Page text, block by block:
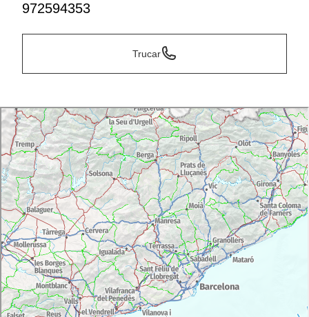
972594353
Trucar